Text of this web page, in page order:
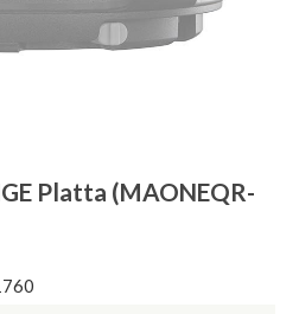
Platta (MAONEQR-